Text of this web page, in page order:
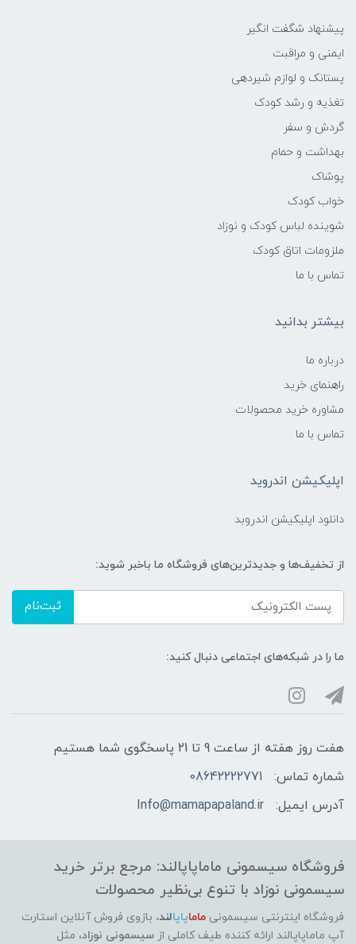
نرم‌کننده و محافظ پوست حساس
جلوگیری از تحریک و قرمزی
فاقد مواد حساسیت‌زا
تالک خالص و بسیار نرم
بدون پارابن و الکل
بافت:
پس از شست‌وشوی ناحیه پوشک و خشک
کردن پوست، مقدار مناسبی از پودر روی پوست
کودک استفاده شود.
مزیت اصلی:
محافظت روزانه از پوست، کاهش رطوبت و
تست‌شده از نظر سازگاری با پوست نوزاد
پیشنهاد شگفت انگیر
ایمنی و مراقبت
پستانک و لوازم شیردهی
تغذیه و رشد کودک
گردش و سفر
بهداشت و حمام
پوشاک
خواب کودک
شوینده لباس کودک و نوزاد
ملزومات اتاق کودک
تماس با ما
بیشتر بدانید
درباره ما
راهنمای خرید
مشاوره خرید محصولات
تماس با ما
اپلیکیشن اندروید
دانلود اپلیکیشن اندروبد
از تخفیف‌ها و جدیدترین‌های فروشگاه ما باخبر شوید:
ثبت‌نام
ما را در شبکه‌های اجتماعی دنبال کنید:
هفت روز هفته از ساعت 9 تا 21 پاسخگوی شما هستیم
شماره تماس:
08642222771
آدرس ایمیل:
Info@mamapapaland.ir
فروشگاه سیسمونی ماماپاپالند: مرجع برتر خرید
سیسمونی نوزاد با تنوع بی‌نظیر محصولات
فروشگاه اینترنتی سیسمونی ماماپاپالند، بازوی فروش آنلاین استارت
آپ ماماپاپالند ارائه کننده طیف کاملی از سیسمونی نوزاد، مثل